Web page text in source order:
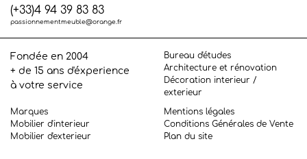
(+33)4 94 39 83 83
passionnementmeuble@orange.fr
Fondée en 2004
+ de 15 ans d'éxperience
à votre service
Bureau d'études
Architecture et rénovation
Décoration interieur /
exterieur
Marques
Mobilier d'interieur
Mobilier d'exterieur
Mentions légales
Conditions Générales de Vente
Plan du site